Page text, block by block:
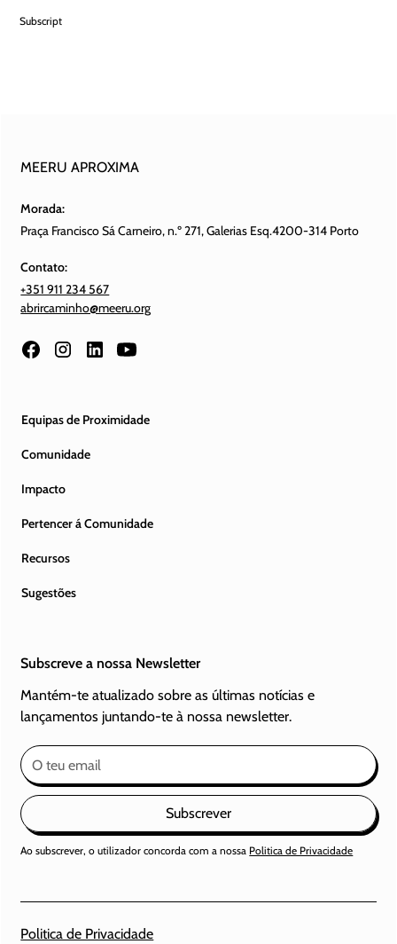
Subscript
MEERU APROXIMA
Morada:
Praça Francisco Sá Carneiro, n.º 271, Galerias Esq.4200-314 Porto
Contato:
+351 911 234 567
abrircaminho@meeru.org
Equipas de Proximidade
Comunidade
Impacto
Pertencer á Comunidade
Recursos
Sugestões
Subscreve a nossa Newsletter
Mantém-te atualizado sobre as últimas notícias e
lançamentos juntando-te à nossa newsletter.
Subscrever
Ao subscrever, o utilizador concorda com a nossa Politica de Privacidade
Politica de Privacidade